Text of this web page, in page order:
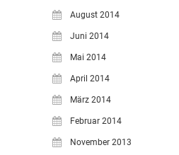
August 2014
Juni 2014
Mai 2014
April 2014
März 2014
Februar 2014
November 2013